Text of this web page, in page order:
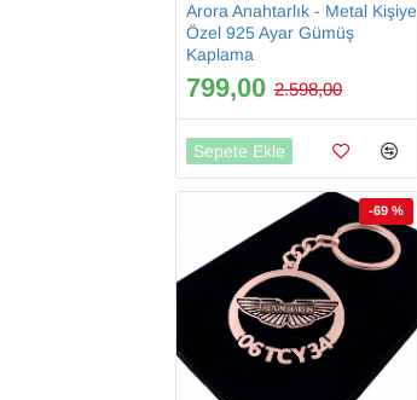
Arora Anahtarlık - Metal Kişiye
Özel 925 Ayar Gümüş
Kaplama
799,00 2.598,00
Sepete Ekle
-69 %